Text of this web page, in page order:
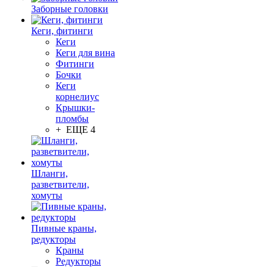
Заборные головки
Кеги, фитинги
Кеги
Кеги для вина
Фитинги
Бочки
Кеги
корнелиус
Крышки-
пломбы
+ ЕЩЕ 4
Шланги,
разветвители,
хомуты
Пивные краны,
редукторы
Краны
Редукторы